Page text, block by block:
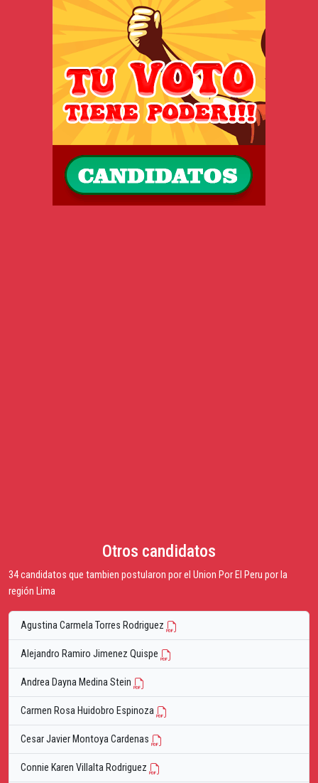
Otros candidatos
34 candidatos que tambien postularon por el Union Por El Peru por la
región Lima
Agustina Carmela Torres Rodriguez
Alejandro Ramiro Jimenez Quispe
Andrea Dayna Medina Stein
Carmen Rosa Huidobro Espinoza
Cesar Javier Montoya Cardenas
Connie Karen Villalta Rodriguez